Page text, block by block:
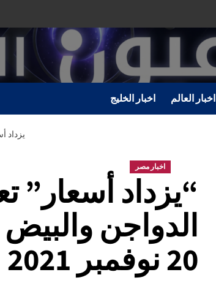
اخبار الخليج اخبار العالم
“يزداد
اخبار مصر
“يزداد
الدواجن
20 نوفمبر 2021